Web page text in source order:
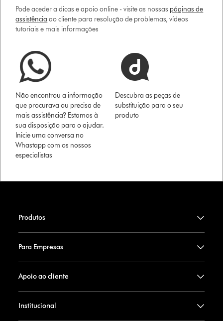
Pode aceder a dicas e apoio online - visite as nossas páginas de
assistência ao cliente para resolução de problemas, vídeos
tutoriais e mais informações
Não encontrou a informação
que procurava ou precisa de
mais assistência? Estamos à
sua disposição para o ajudar.
Inicie uma conversa no
Whastapp com os nossos
especialistas
Descubra as peças de
substituição para o seu
produto
Produtos
Para Empresas
Apoio ao cliente
Institucional